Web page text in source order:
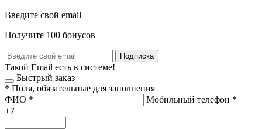
Введите свой email
Получите 100 бонусов
Подписка
Такой Email есть в системе!
Быстрый заказ
* Поля, обязательные для заполнения
ФИО * Мобильный телефон *
+7